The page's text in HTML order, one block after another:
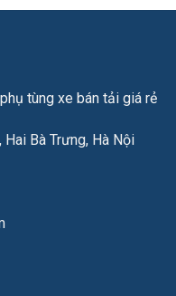
tùng xe bán tải giá rẻ
Hai Bà Trưng, Hà Nội